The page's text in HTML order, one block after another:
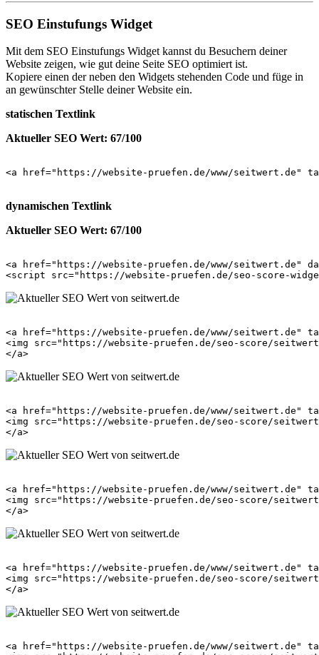
SEO Einstufungs Widget
Mit dem SEO Einstufungs Widget kannst du Besuchern deiner
Website zeigen, wie gut deine Seite SEO optimiert ist.
Kopiere einen der neben den Widgets stehenden Code und füge in
an gewünschter Stelle deiner Website ein.
statischen Textlink
Aktueller SEO Wert: 67/100
<a href="https://website-pruefen.de/www/seitwert.de"
dynamischen Textlink
Aktueller SEO Wert: 67/100
<a href="https://website-pruefen.de/www/seitwert.de"
<a href="https://website-pruefen.de/www/seitwert.de"
<img src="https://website-pruefen.de/seo-score/
<a href="https://website-pruefen.de/www/seitwert.de"
<img src="https://website-pruefen.de/seo-score/
<a href="https://website-pruefen.de/www/seitwert.de"
<img src="https://website-pruefen.de/seo-score/
<a href="https://website-pruefen.de/www/seitwert.de"
<img src="https://website-pruefen.de/seo-score/
<a href="https://website-pruefen.de/www/seitwert.de"